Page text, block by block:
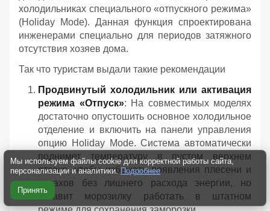
холодильниках специального «отпускного режима»
(Holiday Mode). Данная функция спроектирована
инженерами специально для периодов затяжного
отсутствия хозяев дома.
Так что туристам выдали такие рекомендации
Продвинутый холодильник или активация
режима «Отпуск»: На совместимых моделях
достаточно опустошить основное холодильное
отделение и включить на панели управления
опцию Holiday Mode. Система автоматически
поднимет температуру в пустом верхнем
отсеке, чтобы избежать появления плесени и
запахов без лишнего расхода энергии, но
оставит морозилку работать в штатном
Мы используем файлы cookie для корректной работы сайта,
персонализации и аналитики. Подробнее
Принять